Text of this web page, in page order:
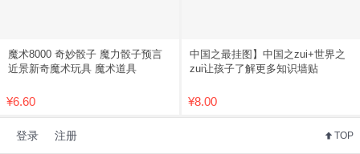
魔术8000 奇妙骰子 魔力骰子预言
近景新奇魔术玩具 魔术道具
¥6.60
中国之最挂图】中国之zui+世界之
zui让孩子了解更多知识墙贴
¥8.00
登录 注册 TOP